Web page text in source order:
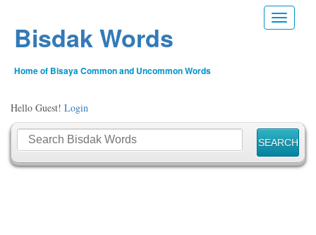
Toggle
Bisdak Words
Home of Bisaya Common and Uncommon Words
Hello Guest! Login